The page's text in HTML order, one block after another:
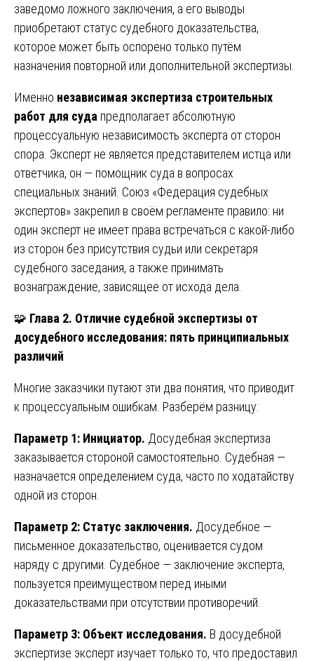
заведомо ложного заключения, а его выводы
приобретают статус судебного доказательства,
которое может быть оспорено только путём
назначения повторной или дополнительной экспертизы.
Именно независимая экспертиза строительных
работ для суда предполагает абсолютную
процессуальную независимость эксперта от сторон
спора. Эксперт не является представителем истца или
ответчика, он — помощник суда в вопросах
специальных знаний. Союз «Федерация судебных
экспертов» закрепил в своём регламенте правило: ни
один эксперт не имеет права встречаться с какой-либо
из сторон без присутствия судьи или секретаря
судебного заседания, а также принимать
вознаграждение, зависящее от исхода дела.
🧩 Глава 2. Отличие судебной экспертизы от
досудебного исследования: пять принципиальных
различий
Многие заказчики путают эти два понятия, что приводит
к процессуальным ошибкам. Разберём разницу:
Параметр 1: Инициатор. Досудебная экспертиза
заказывается стороной самостоятельно. Судебная —
назначается определением суда, часто по ходатайству
одной из сторон.
Параметр 2: Статус заключения. Досудебное —
письменное доказательство, оценивается судом
наряду с другими. Судебное — заключение эксперта,
пользуется преимуществом перед иными
доказательствами при отсутствии противоречий.
Параметр 3: Объект исследования. В досудебной
экспертизе эксперт изучает только то, что предоставил